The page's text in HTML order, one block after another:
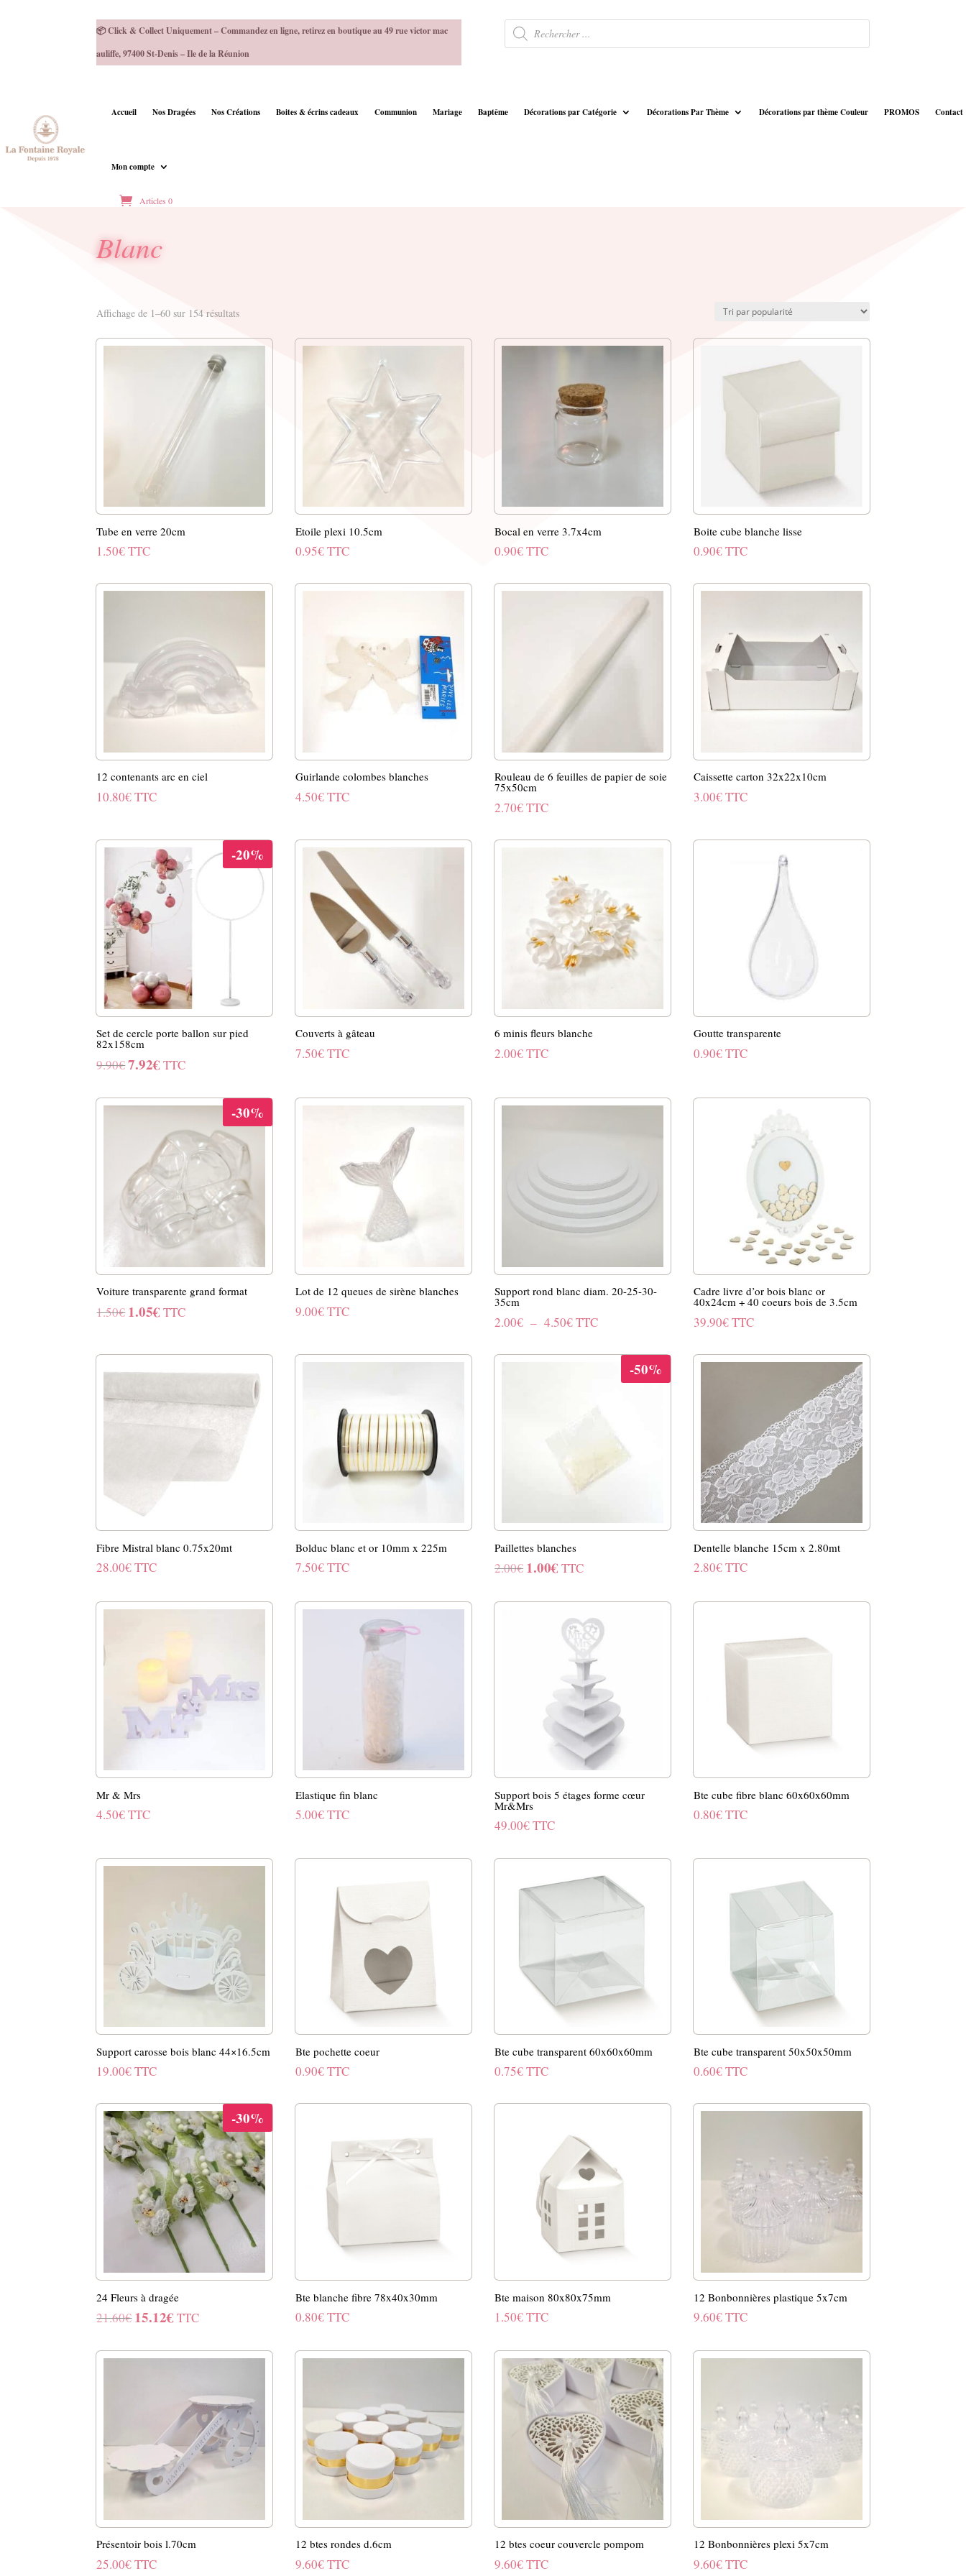
📦 Click & Collect Uniquement – Commandez en ligne, retirez en boutique au 49 rue victor mac
auliffe, 97400 St-Denis – Ile de la Réunion
Recherche
de
produits
Accueil Nos Dragées Nos Créations Boites & écrins cadeaux Communion Mariage Baptême Décorations par Catégorie Décorations Par Thème Décorations par thème Couleur PROMOS Contact
Mon compte
Articles 0
Blanc
Affichage de 1–60 sur 154 résultatsTrié
par
Tube en verre 20cm
1.50€TTC
Etoile plexi 10.5cm
0.95€TTC
Bocal en verre 3.7x4cm
0.90€TTC
Boite cube blanche lisse
0.90€TTC
12 contenants arc en ciel
10.80€TTC
Guirlande colombes blanches
4.50€TTC
Rouleau de 6 feuilles de papier de soie
75x50cm
2.70€TTC
Caissette carton 32x22x10cm
3.00€TTC
-20%
Set de cercle porte ballon sur pied
82x158cm
9.90€Le
initial
7.92€ Le
actuel
7.92€.
TTC
Couverts à gâteau
7.50€TTC
6 minis fleurs blanche
2.00€TTC
Goutte transparente
0.90€TTC
-30%
Voiture transparente grand format
1.50€Le
1.05€ Le
TTC
Lot de 12 queues de sirène blanches
9.00€TTC
Support rond blanc diam. 20-25-30-
35cm
2.00€ – 4.50€Plage
prix :
TTC
Cadre livre d’or bois blanc or
40x24cm + 40 coeurs bois de 3.5cm
39.90€TTC
Fibre Mistral blanc 0.75x20mt
28.00€TTC
Bolduc blanc et or 10mm x 225m
7.50€TTC
-50%
Paillettes blanches
2.00€ Le
initial
1.00€ Le
actuel
est :
1.00€.
TTC
Dentelle blanche 15cm x 2.80mt
2.80€TTC
Mr & Mrs
4.50€TTC
Elastique fin blanc
5.00€TTC
Support bois 5 étages forme cœur
Mr&Mrs
49.00€TTC
Bte cube fibre blanc 60x60x60mm
0.80€TTC
Support carosse bois blanc 44×16.5cm
19.00€TTC
Bte pochette coeur
0.90€TTC
Bte cube transparent 60x60x60mm
0.75€TTC
Bte cube transparent 50x50x50mm
0.60€TTC
-30%
24 Fleurs à dragée
21.60€Le
initial
15.12€ Le
actuel
TTC
Bte blanche fibre 78x40x30mm
0.80€TTC
Bte maison 80x80x75mm
1.50€TTC
12 Bonbonnières plastique 5x7cm
9.60€TTC
Présentoir bois l.70cm
25.00€TTC
12 btes rondes d.6cm
9.60€TTC
12 btes coeur couvercle pompom
9.60€TTC
12 Bonbonnières plexi 5x7cm
9.60€TTC